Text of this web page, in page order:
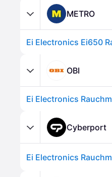
METRO
Ei Electronics Ei650
OBI
Ei Electronics
Cyberport